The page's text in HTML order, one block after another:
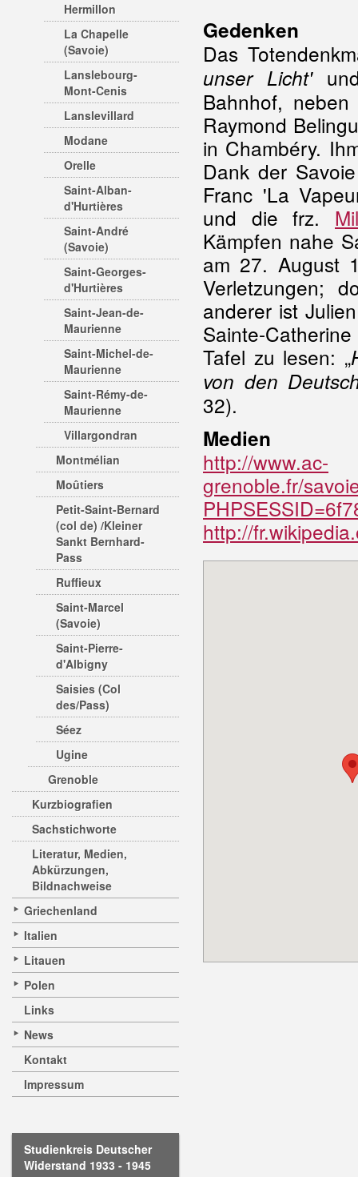
Hermillon
La Chapelle
(Savoie)
Lanslebourg-
Mont-Cenis
Lanslevillard
Modane
Orelle
Saint-Alban-
d'Hurtières
Saint-André
(Savoie)
Saint-Georges-
d'Hurtières
Saint-Jean-de-
Maurienne
Saint-Michel-de-
Maurienne
Saint-Rémy-de-
Maurienne
Villargondran
Montmélian
Moûtiers
Petit-Saint-Bernard
(col de) /Kleiner
Sankt Bernhard-
Pass
Ruffieux
Saint-Marcel
(Savoie)
Saint-Pierre-
d'Albigny
Saisies (Col
des/Pass)
Séez
Ugine
Grenoble
Kurzbiografien
Sachstichworte
Literatur, Medien,
Abkürzungen,
Bildnachweise
Griechenland
Italien
Litauen
Polen
Links
News
Kontakt
Impressum
Studienkreis Deutscher
Widerstand 1933 - 1945
Gedenken
Das
unser Licht'
Bahnhof,
Raymond
in Chambéry.
Dank der
Franc 'La
und die frz.
Kämpfen nahe
am 27. August
Verletzungen;
anderer ist
Sainte-
Tafel zu lesen: „
von den
32).
Medien
http://www.ac-
grenoble.fr/
http://